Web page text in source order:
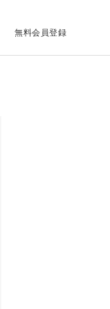
無料会員登録